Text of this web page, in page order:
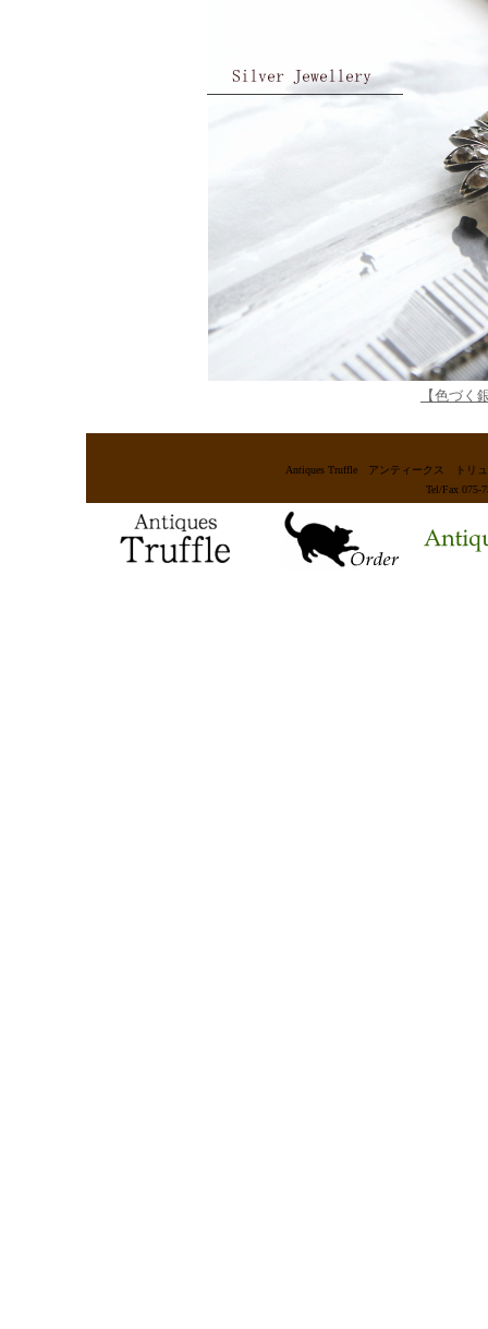
【色づ
Antiques Truffle アンティークス ト
Tel/Fax